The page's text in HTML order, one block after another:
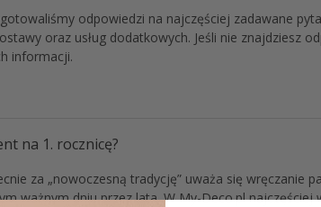
odpowiedzi na najczęściej zadawane
oraz usług dodatkowych. Jeśli nie znajdziesz
informacji.
na 1. rocznicę?
za „nowoczesną tradycję” uważa się wręczanie
ważnym dniu przez lata. W My-Deco.pl najczęściej